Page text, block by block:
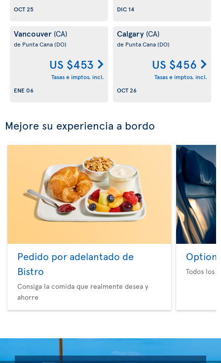
OCT 25
DIC 14
Vancouver (CA)
de Punta Cana(DO)
US $453
Tasas e imptos. incl.
ENE 06
Calgary (CA)
de Punta Cana(DO)
US $456
Tasas e imptos. incl.
OCT 26
Mejore su experiencia a bordo
Pedido por adelantado de
Bistro
Consiga la comida que realmente desea y
ahorre
Option
Todos los